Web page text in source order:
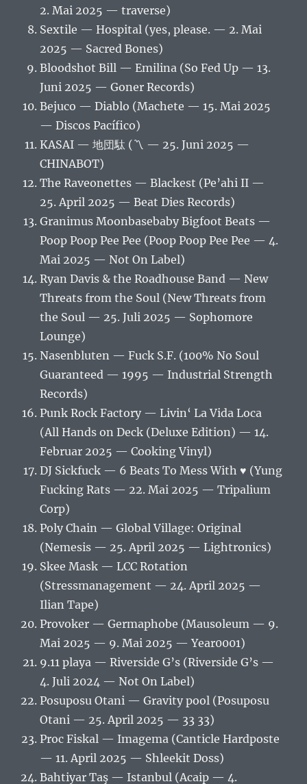
2. Mai 2025 — traverse)
Sextile — Hospital (yes, please. — 2. Mai
2025 — Sacred Bones)
Bloodshot Bill — Emilina (So Fed Up — 13.
Juni 2025 — Goner Records)
Bejuco — Diablo (Machete — 15. Mai 2025
— Discos Pacífico)
KASAI — 地団駄 (〽 — 25. Juni 2025 —
CHINABOT)
The Raveonettes — Blackest (Pe’ahi II —
25. April 2025 — Beat Dies Records)
Granimus Moonbasebaby Bigfoot Beats —
Poop Poop Pee Pee (Poop Poop Pee Pee — 4.
Mai 2025 — Not On Label)
Ryan Davis & the Roadhouse Band — New
Threats from the Soul (New Threats from
the Soul — 25. Juli 2025 — Sophomore
Lounge)
Nasenbluten — Fuck S.F. (100% No Soul
Guaranteed — 1995 — Industrial Strength
Records)
Punk Rock Factory — Livin‘ La Vida Loca
(All Hands on Deck (Deluxe Edition) — 14.
Februar 2025 — Cooking Vinyl)
DJ Sickfuck — 6 Beats To Mess With ♥ (Yung
Fucking Rats — 22. Mai 2025 — Tripalium
Corp)
Poly Chain — Global Village: Original
(Nemesis — 25. April 2025 — Lightronics)
Skee Mask — LCC Rotation
(Stressmanagement — 24. April 2025 —
Ilian Tape)
Provoker — Germaphobe (Mausoleum — 9.
Mai 2025 — 9. Mai 2025 — Year0001)
9.11 playa — Riverside G’s (Riverside G’s —
4. Juli 2024 — Not On Label)
Posuposu Otani — Gravity pool (Posuposu
Otani — 25. April 2025 — 33 33)
Proc Fiskal — Imagema (Canticle Hardposte
— 11. April 2025 — Shleekit Doss)
Bahtiyar Taş — Istanbul (Acaip — 4.